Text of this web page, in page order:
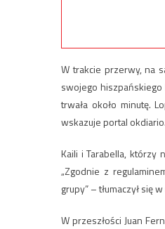
W trakcie przerwy, na
swojego hiszpańskiego
trwała około minutę.
wskazuje portal
Kaili i Tarabella, którzy
„Zgodnie z
grupy” – tłumaczył się
W przeszłości Juan